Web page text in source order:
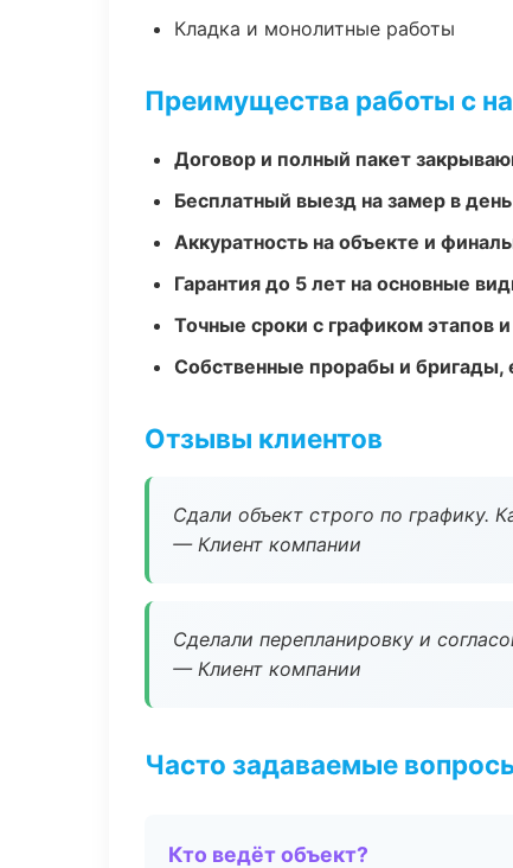
Кладка и монолитные работы
Преимущества работы с
Договор и полный пакет
Бесплатный выезд на замер в
Аккуратность на объекте и
Гарантия до 5 лет на основные
Точные сроки с графиком этапов
Собственные прорабы и
Отзывы клиентов
Сдали объект строго по графику.
— Клиент компании
Сделали перепланировку и
— Клиент компании
Часто задаваемые
Кто ведёт объект?